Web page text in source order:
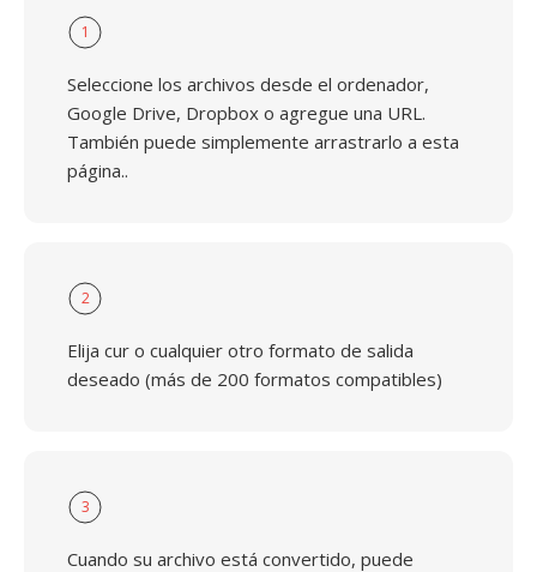
1
Seleccione los archivos desde el ordenador,
Google Drive, Dropbox o agregue una URL.
También puede simplemente arrastrarlo a esta
página..
2
Elija cur o cualquier otro formato de salida
deseado (más de 200 formatos compatibles)
3
Cuando su archivo está convertido, puede